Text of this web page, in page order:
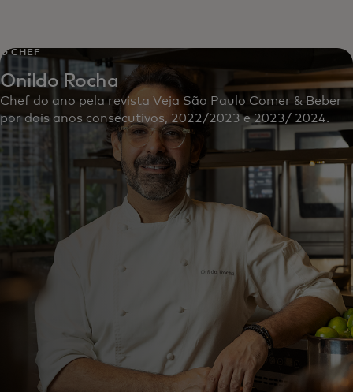
O CHEF
Onildo Rocha
Chef do ano pela revista Veja São Paulo Comer & Beber
por dois anos consecutivos, 2022/2023 e 2023/ 2024.